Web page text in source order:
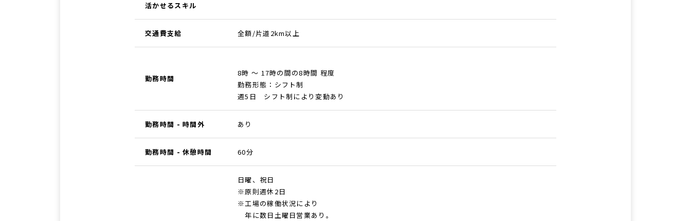
活かせるスキル
交通費支給 全額/片道2km以上
勤務時間
8時 ～ 17時の間の8時間 程度
勤務形態：シフト制
週5日 シフト制により変動あり
勤務時間 - 時間外 あり
勤務時間 - 休憩時間 60分
日曜、祝日
※原則週休2日
※工場の稼働状況により
年に数日土曜日営業あり。